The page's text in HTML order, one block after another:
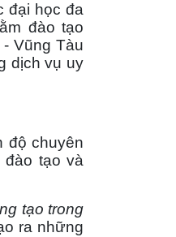
đại học đa
đào tạo
Vũng Tàu
dịch vụ uy
độ chuyên
đào tạo và
tạo trong
ra những